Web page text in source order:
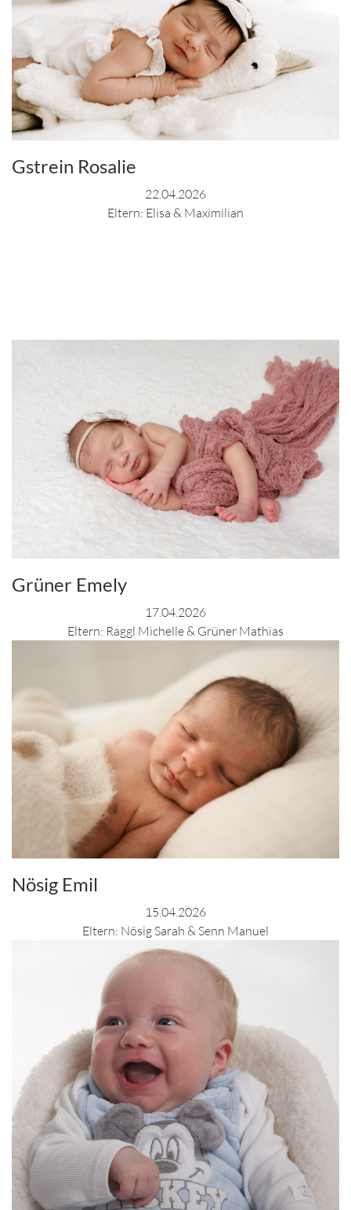
Gstrein Rosalie
22.04.2026
Eltern: Elisa & Maximilian
Grüner Emely
17.04.2026
Eltern: Raggl Michelle & Grüner Mathias
Nösig Emil
15.04.2026
Eltern: Nösig Sarah & Senn Manuel